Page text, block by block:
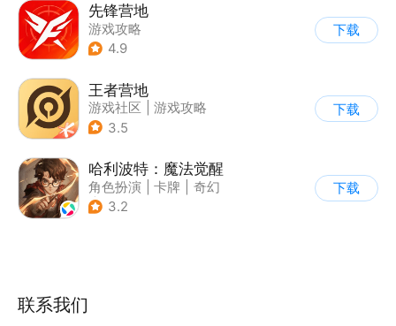
先锋营地
游戏攻略
4.9
下载
王者营地
游戏社区
游戏攻略
3.5
下载
哈利波特：魔法觉醒
角色扮演 卡牌
奇幻
| 哈利波特
3.2
下载
联系我们